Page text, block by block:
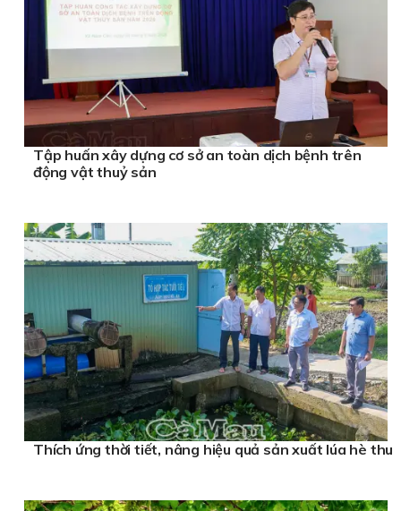
Tập huấn xây dựng cơ sở an toàn dịch bệnh trên
động vật thuỷ sản
Thích ứng thời tiết, nâng hiệu quả sản xuất lúa hè thu